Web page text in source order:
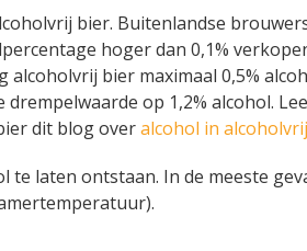
bier. Buitenlandse
hoger dan 0,1%
bier maximaal 0,5%
op 1,2% alcohol.
dit blog overalcohol in
laten ontstaan. In de meeste